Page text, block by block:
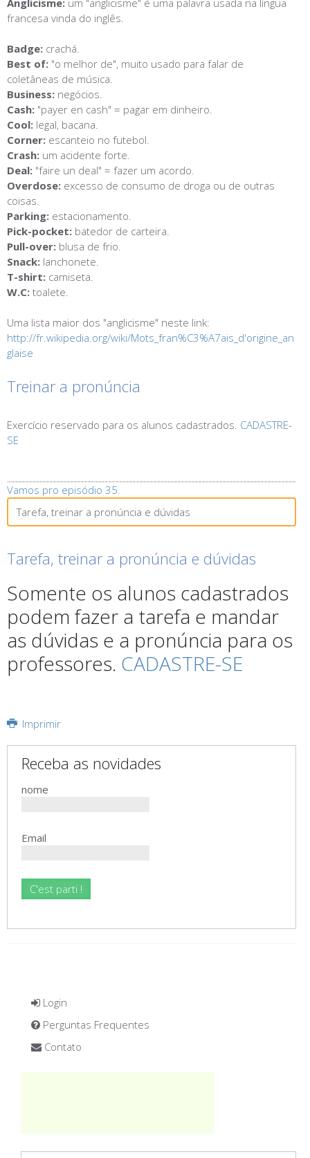
Anglicisme: um "anglicisme" é uma palavra usada na língua
francesa vinda do inglês.
Badge: crachá.
Best of: "o melhor de", muito usado para falar de
coletâneas de música.
Business: negócios.
Cash: "payer en cash" = pagar em dinheiro.
Cool: legal, bacana.
Corner: escanteio no futebol.
Crash: um acidente forte.
Deal: "faire un deal" = fazer um acordo.
Overdose: excesso de consumo de droga ou de outras
coisas.
Parking: estacionamento.
Pick-pocket: batedor de carteira.
Pull-over: blusa de frio.
Snack: lanchonete.
T-shirt: camiseta.
W.C: toalete.
Uma lista maior dos "anglicisme" neste link:
http://fr.wikipedia.org/wiki/Mots_fran%C3%A7ais_d'origine_an
glaise
Treinar a pronúncia
Exercício reservado para os alunos cadastrados. CADASTRE-
SE
Vamos pro episódio 35.
Tarefa, treinar a pronúncia e dúvidas
Tarefa, treinar a pronúncia e dúvidas
Somente os alunos cadastrados
podem fazer a tarefa e mandar
as dúvidas e a pronúncia para os
professores. CADASTRE-SE
Imprimir
Receba as novidades
nome
Email
Login
Perguntas Frequentes
Contato